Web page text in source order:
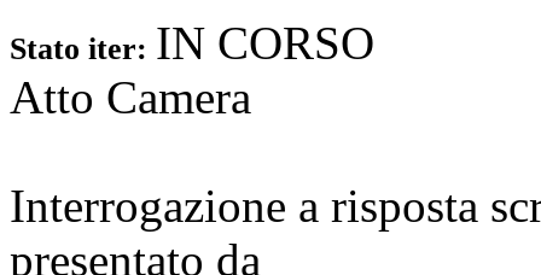
Stato iter: IN CORSO
Atto Camera
Interrogazione a risposta
presentato da